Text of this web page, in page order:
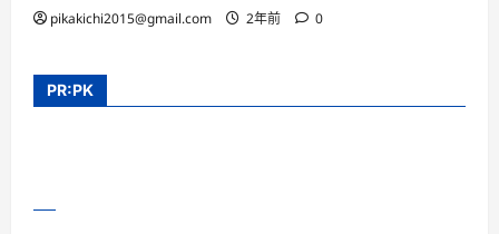
pikakichi2015@gmail.com 2年前 0
PR:PK